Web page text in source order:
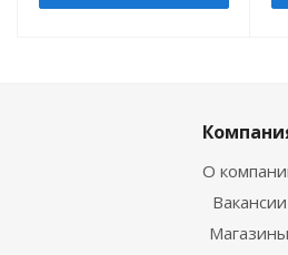
О
Вакансии
Магазины